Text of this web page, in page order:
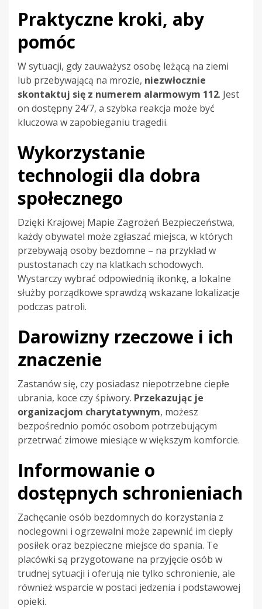
Praktyczne kroki, aby
pomóc
W sytuacji, gdy zauważysz osobę leżącą na ziemi
lub przebywającą na mrozie, niezwłocznie
skontaktuj się z numerem alarmowym 112. Jest
on dostępny 24/7, a szybka reakcja może być
kluczowa w zapobieganiu tragedii.
Wykorzystanie
technologii dla dobra
społecznego
Dzięki Krajowej Mapie Zagrożeń Bezpieczeństwa,
każdy obywatel może zgłaszać miejsca, w których
przebywają osoby bezdomne – na przykład w
pustostanach czy na klatkach schodowych.
Wystarczy wybrać odpowiednią ikonkę, a lokalne
służby porządkowe sprawdzą wskazane lokalizacje
podczas patroli.
Darowizny rzeczowe i ich
znaczenie
Zastanów się, czy posiadasz niepotrzebne ciepłe
ubrania, koce czy śpiwory. Przekazując je
organizacjom charytatywnym, możesz
bezpośrednio pomóc osobom potrzebującym
przetrwać zimowe miesiące w większym komforcie.
Informowanie o
dostępnych schronieniach
Zachęcanie osób bezdomnych do korzystania z
noclegowni i ogrzewalni może zapewnić im ciepły
posiłek oraz bezpieczne miejsce do spania. Te
placówki są przygotowane na przyjęcie osób w
trudnej sytuacji i oferują nie tylko schronienie, ale
również wsparcie w postaci jedzenia i podstawowej
opieki.